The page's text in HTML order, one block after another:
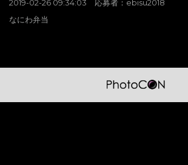
2019-02-26 09:34:03 応募者：ebisu2018
なにわ弁当